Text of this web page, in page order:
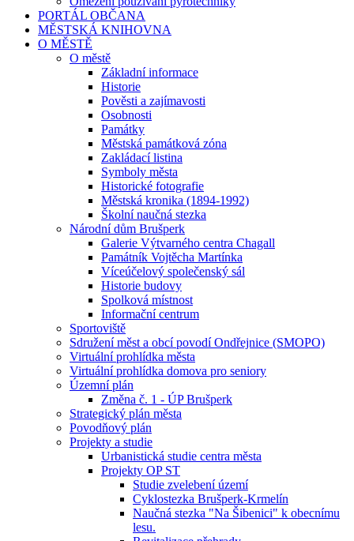
PORTÁL OBČANA
MĚSTSKÁ KNIHOVNA
O MĚSTĚ
O městě
Základní informace
Historie
Pověsti a zajímavosti
Osobnosti
Památky
Městská památková zóna
Zakládací listina
Symboly města
Historické fotografie
Městská kronika (1894-1992)
Školní naučná stezka
Národní dům Brušperk
Galerie Výtvarného centra Chagall
Památník Vojtěcha Martínka
Víceúčelový společenský sál
Historie budovy
Spolková místnost
Informační centrum
Sportoviště
Sdružení měst a obcí povodí Ondřejnice (SMOPO)
Virtuální prohlídka města
Virtuální prohlídka domova pro seniory
Územní plán
Změna č. 1 - ÚP Brušperk
Strategický plán města
Povodňový plán
Projekty a studie
Urbanistická studie centra města
Projekty OP ST
Studie zvelebení území
Cyklostezka Brušperk-Krmelín
Naučná stezka "Na Šibenici" k obecnímu
lesu.